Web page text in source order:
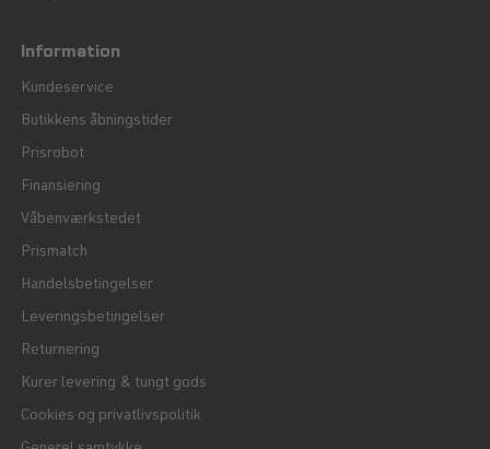
Information
Kundeservice
Butikkens åbningstider
Prisrobot
Finansiering
Våbenværkstedet
Prismatch
Handelsbetingelser
Leveringsbetingelser
Returnering
Kurer levering & tungt gods
Cookies og privatlivspolitik